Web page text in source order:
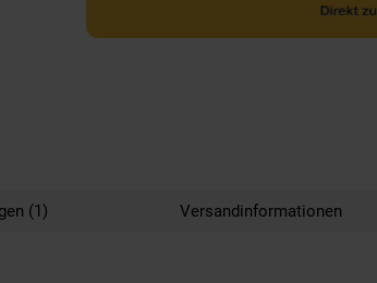
(1) Versandinformationen